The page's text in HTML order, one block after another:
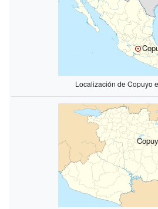
Localización de Copuyo